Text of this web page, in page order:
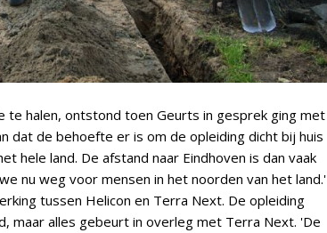
te halen, ontstond toen Geurts in gesprek ging met
dat de behoefte er is om de opleiding dicht bij huis
hele land. De afstand naar Eindhoven is dan vaak
nu weg voor mensen in het noorden van het land.'
tussen Helicon en Terra Next. De opleiding
maar alles gebeurt in overleg met Terra Next. 'De